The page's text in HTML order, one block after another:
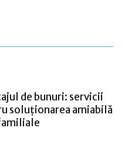
de bunuri: servicii
soluționarea amiabilă